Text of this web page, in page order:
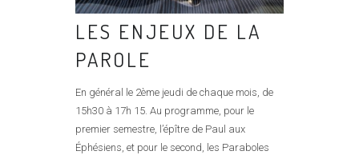
LES ENJEUX DE LA
PAROLE
En général le 2ème jeudi de chaque mois, de
15h30 à 17h 15. Au programme, pour le
premier semestre, l’épître de Paul aux
Éphésiens, et pour le second, les Paraboles